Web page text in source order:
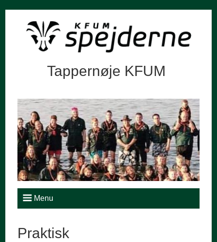
Tappernøje KFUM
Menu
Praktisk